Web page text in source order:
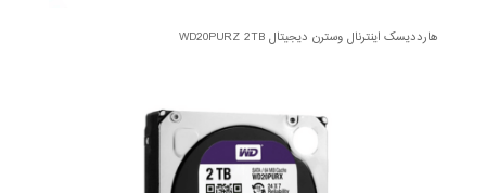
هارددیسک اینترنال وسترن دیجیتال WD20PURZ 2TB